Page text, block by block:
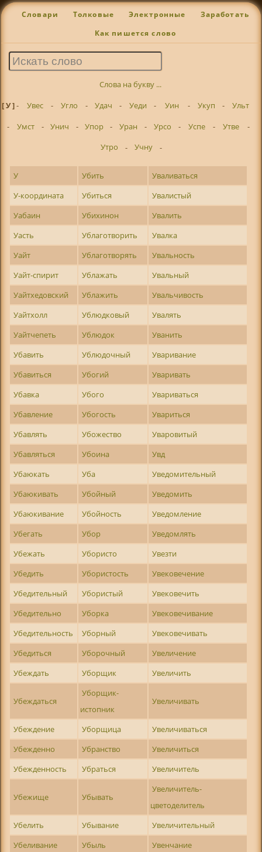
Словари Толковые Электронные Заработать
Как пишется слово
Слова на букву ...
[ У ]- Увес - Угло - Удач - Уеди - Уин - Укуп -
Ульт
-
Умст - Унич - Упор - Уран - Урсо - Успе - Утве
-
Утро
- Учну -
У Убить
Уваливаться
У-координата
Убиться
Увалистый
Уабаин
Убихинон
Увалить
Уасть
Ублаготворить
Увалка
Уайт
Ублаготворять
Увальность
Уайт-спирит
Ублажать
Увальный
Уайтхедовский
Ублажить
Увальчивость
Уайтхолл
Ублюдковый
Увалять
Уайтчепеть
Ублюдок
Уванить
Убавить
Ублюдочный
Уваривание
Убавиться
Убогий
Уваривать
Убавка
Убого
Увариваться
Убавление
Убогость
Увариться
Убавлять
Убожество
Уваровитый
Убавляться
Убоина
Увд
Убаюкать
Уба
Уведомительный
Убаюкивать
Убойный
Уведомить
Убаюкивание
Убойность
Уведомление
Убегать
Убор
Уведомлять
Убежать
Убористо
Увезти
Убедить
Убористость
Увековечение
Убедительный
Убористый
Увековечить
Убедительно
Уборка
Увековечивание
Убедительность
Уборный
Увековечивать
Убедиться
Уборочный
Увеличение
Убеждать
Уборщик Увеличить
Убеждаться
Уборщик-
истопник
Увеличивать
Убеждение Уборщица
Увеличиваться
Убежденно
Убранство
Увеличиться
Убежденность
Убраться Увеличитель
Убежище Убывать
Увеличитель-
цветоделитель
Убелить
Убывание
Увеличительный
Убеливание
Убыль
Увенчание